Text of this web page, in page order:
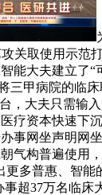
关取使用示
大夫建立了
三甲病院的
大夫只需输
疗资本快速
事网坐声明
气构普遍使
多普惠、智
超37万名临